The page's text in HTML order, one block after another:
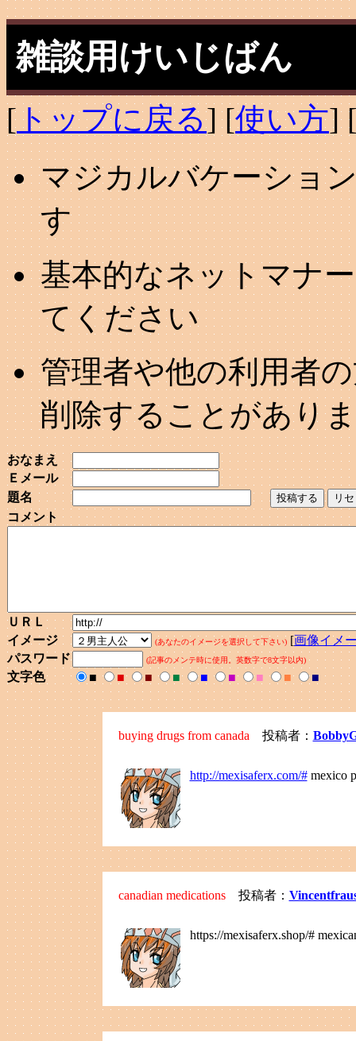
雑談用けいじばん
[ トップに戻る] [使い方]
マジカルバケーショ
す
基本的なネットマナ
てください
管理者や他の利用者
削除することがあり
おなまえ
Ｅメール
題名
コメント
ＵＲＬ
イメージ
(あなたのイメージを選択して下さい) [画像イメ
パスワード
(記事のメンテ時に使用。英数字で8文字以内)
文字色 ■ ■ ■ ■ ■ ■ ■ ■ ■
buying drugs from canada 投稿者：
http://mexisaferx.com/#mexico
canadian medications投稿者：
https://mexisaferx.shop/#